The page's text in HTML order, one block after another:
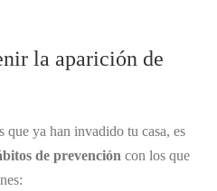
la aparición de
ya han invadido tu casa, es
de prevención con los que